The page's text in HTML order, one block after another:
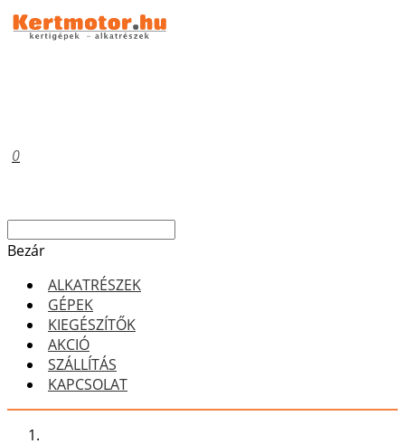
0
Bezár
ALKATRÉSZEK
GÉPEK
KIEGÉSZÍTŐK
AKCIÓ
SZÁLLÍTÁS
KAPCSOLAT